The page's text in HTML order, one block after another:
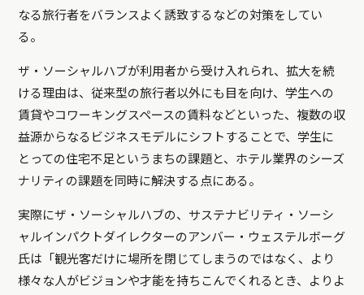
なる旅行者をバランスよく誘致するなどの対策をしてい
る。
ザ・ソーシャルハブが利用者から受け入れられ、拡大を続
ける理由は、従来型の旅行者以外にも目を向け、学生への
賃貸やコワーキングスペースの賃料などといった、複数の収
益源からなるビジネスモデルにシフトすることで、学生に
とっての住宅不足というまちの課題と、ホテル業界のシーズ
ナリティの課題を同時に解決する点にある。
実際にザ・ソーシャルハブの、サステナビリティ・ソーシ
ャルインパクトダイレクターのアンバー・ウェステルボーグ
氏は「観光客だけに場所を閉じてしまうのではなく、より
様々な人がビジョンや才能を持ちこんでくれるとき、よりよ